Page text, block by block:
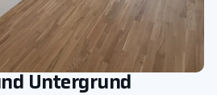
Untergrund